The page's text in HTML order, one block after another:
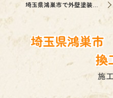
施
埼玉県鴻巣
換